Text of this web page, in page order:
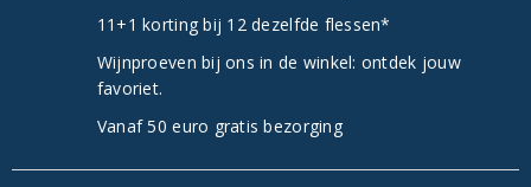
11+1 korting bij 12 dezelfde flessen*
Wijnproeven bij ons in de winkel: ontdek jouw
favoriet.
Vanaf 50 euro gratis bezorging